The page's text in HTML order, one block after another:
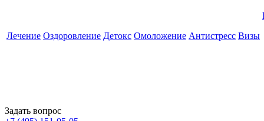
Лечение Оздоровление Детокс Омоложение Антистресс Визы
Задать вопрос